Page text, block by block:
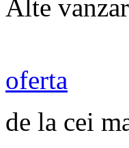
Alte
oferta
de la cei